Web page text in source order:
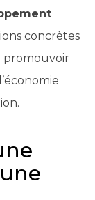
concrètes
promouvoir